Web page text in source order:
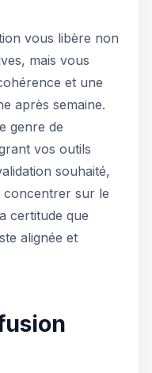
vous libère non
mais vous
et une
après semaine.
genre de
vos outils
souhaité,
concentrer sur le
certitude que
alignée et